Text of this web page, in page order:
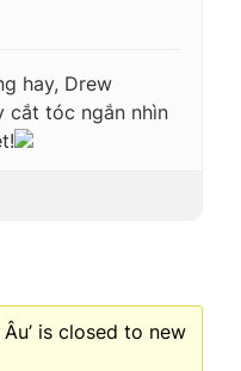
hay, Drew
cắt tóc ngắn nhìn
is closed to new